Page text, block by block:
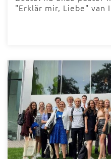
"Erklär mir, Liebe" van